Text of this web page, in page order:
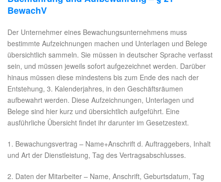
BewachV
Der Unternehmer eines Bewachungsunternehmens muss
bestimmte Aufzeichnungen machen und Unterlagen und Belege
übersichtlich sammeln. Sie müssen in deutscher Sprache verfasst
sein, und müssen jeweils sofort aufgezeichnet werden. Darüber
hinaus müssen diese mindestens bis zum Ende des nach der
Entstehung, 3. Kalenderjahres, in den Geschäftsräumen
aufbewahrt werden. Diese Aufzeichnungen, Unterlagen und
Belege sind hier kurz und übersichtlich aufgeführt. Eine
ausführliche Übersicht findet ihr darunter im Gesetzestext.
1. Bewachungsvertrag – Name+Anschrift d. Auftraggebers, Inhalt
und Art der Dienstleistung, Tag des Vertragsabschlusses.
2. Daten der Mitarbeiter – Name, Anschrift, Geburtsdatum, Tag